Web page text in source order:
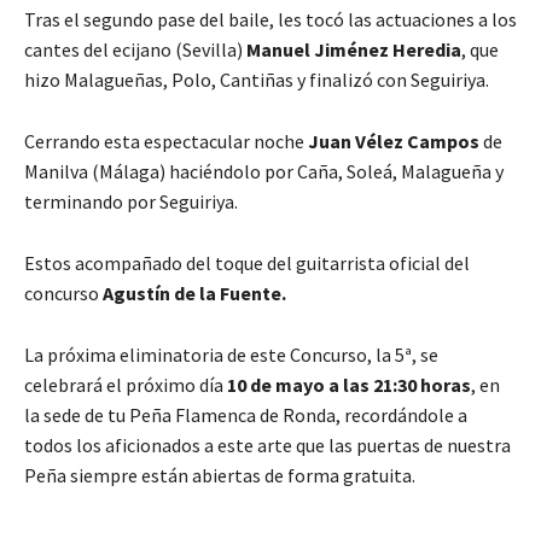
Tras el segundo pase del baile, les tocó las actuaciones a los
cantes del ecijano (Sevilla) Manuel Jiménez Heredia, que
hizo Malagueñas, Polo, Cantiñas y finalizó con Seguiriya.
Cerrando esta espectacular noche Juan Vélez Campos de
Manilva (Málaga) haciéndolo por Caña, Soleá, Malagueña y
terminando por Seguiriya.
Estos acompañado del toque del guitarrista oficial del
concurso Agustín de la Fuente.
La próxima eliminatoria de este Concurso, la 5ª, se
celebrará el próximo día 10 de mayo a las 21:30 horas, en
la sede de tu Peña Flamenca de Ronda, recordándole a
todos los aficionados a este arte que las puertas de nuestra
Peña siempre están abiertas de forma gratuita.